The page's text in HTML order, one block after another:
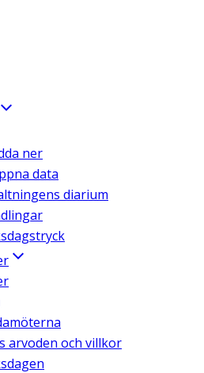
ner
data
diarium
arvoden och villkor